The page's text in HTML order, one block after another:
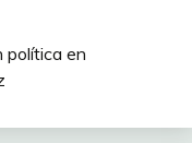
política en